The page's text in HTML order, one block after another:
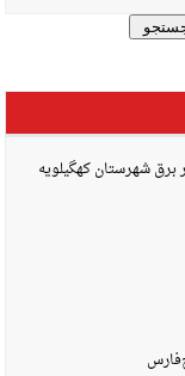
شهرستان کهگیلویه